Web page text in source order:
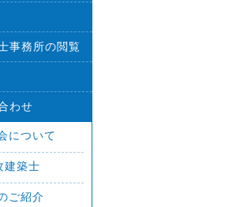
事務所の閲覧
わせ
について
建築士
ご紹介